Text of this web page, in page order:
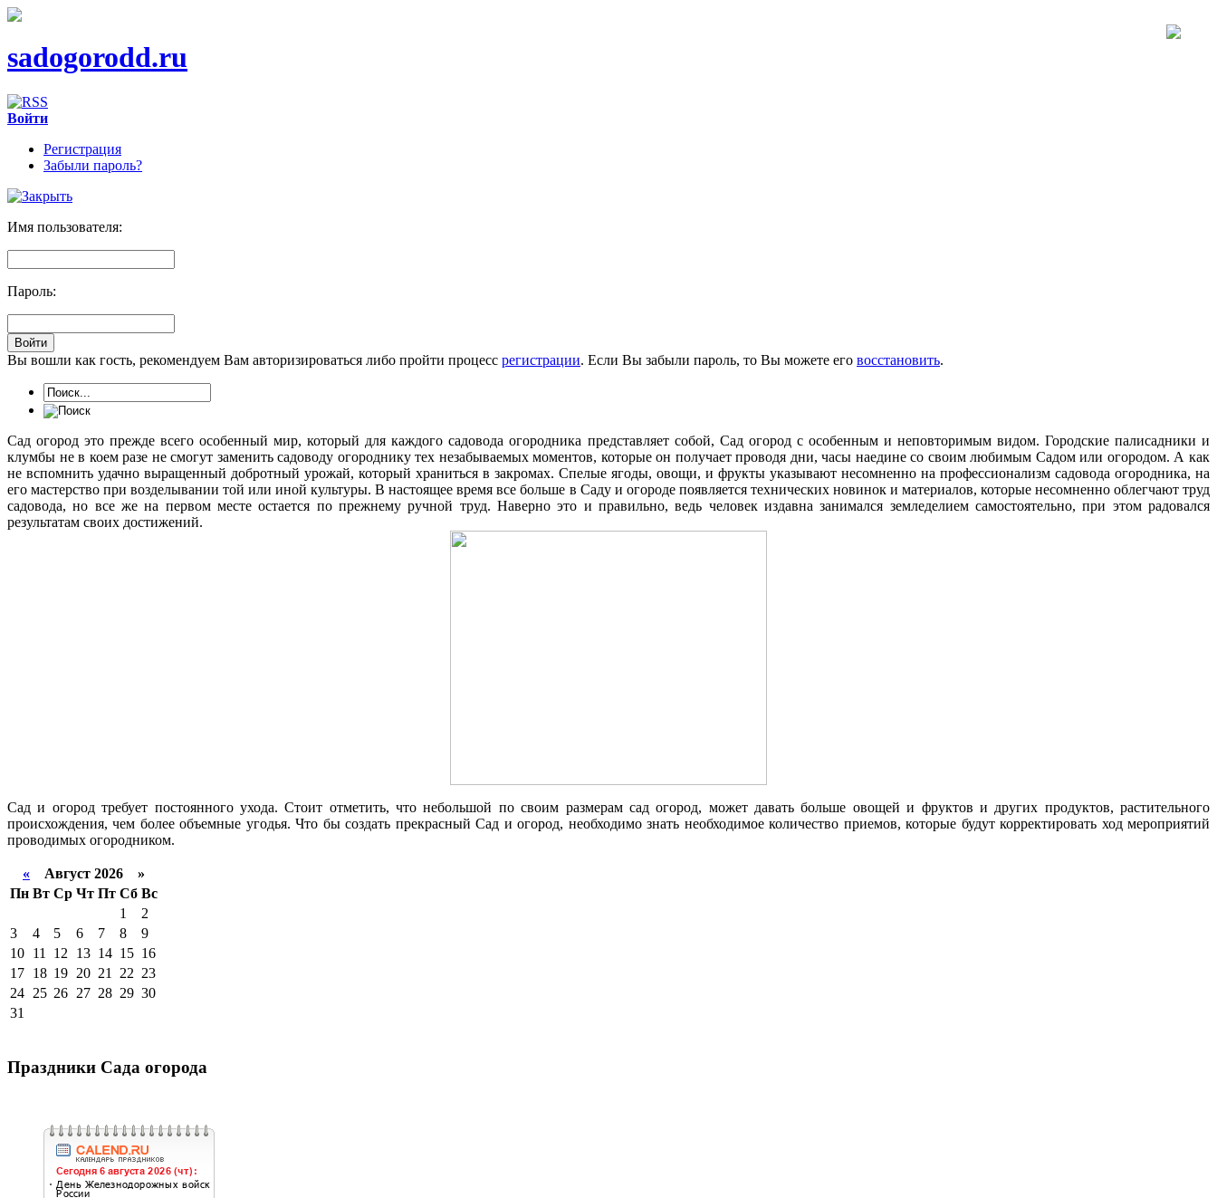
sadogorodd.ru
Войти
Регистрация
Забыли пароль?
Имя пользователя:
Пароль:
Вы вошли как гость, рекомендуем Вам авторизироваться либо пройти процесс регистрации. Если Вы забыли пароль, то Вы можете его восстановить.
Сад огород это прежде всего особенный мир, который для каждого садовода огородника представляет собой, Cад огород с особенным и неповторимым видом. Городские палисадники и
клумбы не в коем разе не смогут заменить садоводу огороднику тех незабываемых моментов, которые он получает проводя дни, часы наедине со своим любимым Cадом или огородом. А как
не вспомнить удачно выращенный добротный урожай, который храниться в закромах. Спелые ягоды, овощи, и фрукты указывают несомненно на профессионализм садовода огородника, на
его мастерство при возделывании той или иной культуры. В настоящее время все больше в Cаду и огороде появляется технических новинок и материалов, которые несомненно облегчают труд
садовода, но все же на первом месте остается по прежнему ручной труд. Наверно это и правильно, ведь человек издавна занимался земледелием самостоятельно, при этом радовался
результатам своих достижений.
Сад и огород требует постоянного ухода. Стоит отметить, что небольшой по своим размерам сад огород, может давать больше овощей и фруктов и других продуктов, растительного
происхождения, чем более объемные угодья. Что бы создать прекрасный Сад и огород, необходимо знать необходимое количество приемов, которые будут корректировать ход мероприятий
проводимых огородником.
« Август 2026 »
Пн Вт Ср Чт Пт Сб Вс
1
2
3
4 5 6 7 8
9
10 11 12 13 14 15 16
17 18 19 20 21 22 23
24 25 26 27 28 29 30
31
Праздники Сада огорода